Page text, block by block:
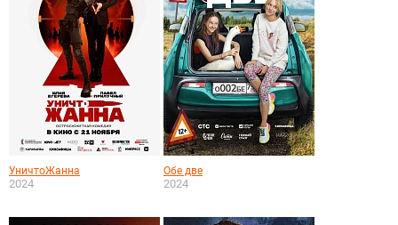
УничтоЖанна
2024
Обе две
2024